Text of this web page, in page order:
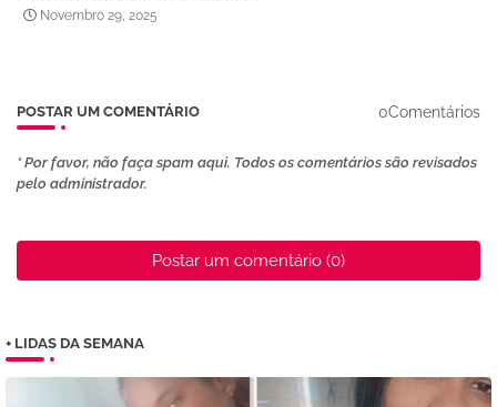
Novembro 29, 2025
POSTAR UM COMENTÁRIO 0Comentários
* Por favor, não faça spam aqui. Todos os comentários são revisados ​​
pelo administrador.
Postar um comentário (0)
+ LIDAS DA SEMANA